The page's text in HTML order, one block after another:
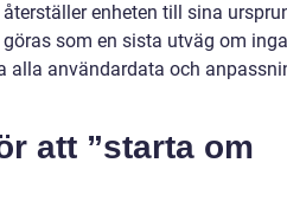
enheten till sina
som en sista utväg om
alla användardata och
att ”starta om